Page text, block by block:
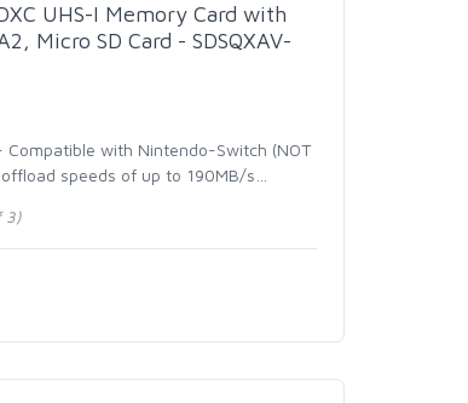
UHS-I Memory Card with
Micro SD Card - SDSQXAV-
with Nintendo-Switch (NOT
speeds of up to 190MB/s
3)